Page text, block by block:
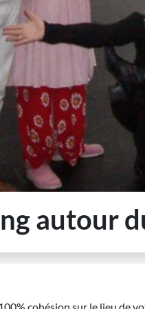
autour